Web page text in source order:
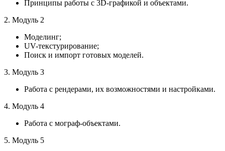
Принципы работы с 3D-графикой и объектами.
2. Модуль 2
Моделинг;
UV-текстурирование;
Поиск и импорт готовых моделей.
3. Модуль 3
Работа с рендерами, их возможностями и настройками.
4. Модуль 4
Работа с мограф-объектами.
5. Модуль 5